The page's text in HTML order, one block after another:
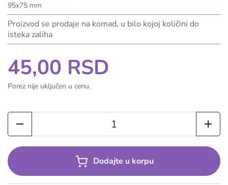
95x75 mm
Proizvod se prodaje na komad, u bilo kojoj količini do
isteka zaliha
45,00 RSD
Porez nije uključen u cenu.
Dodajte u korpu